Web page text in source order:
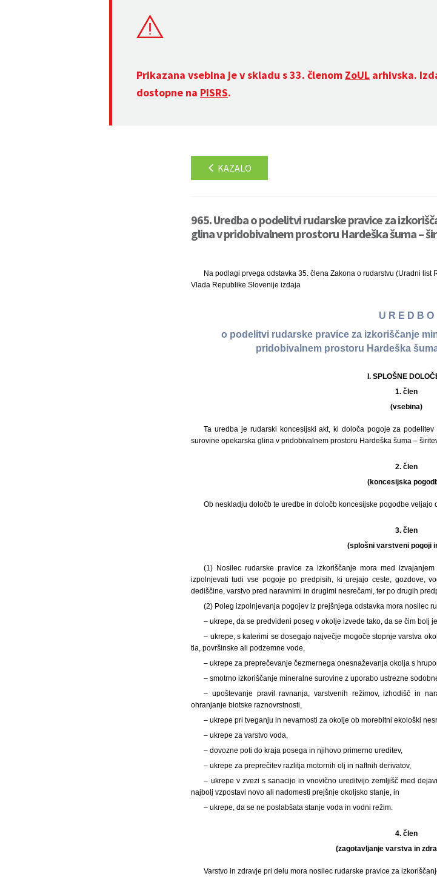
Prikazana vsebina je v skladu s 33. členom ZoUL arhivska.
dostopne na PISRS.
KAZALO
965. Uredba o podelitvi rudarske pravice za
glina v pridobivalnem prostoru Hardeška šuma –
Na podlagi prvega odstavka 35. člena Zakona o rudarstvu (Uradni
Vlada Republike Slovenije izdaja
U R E D B O
o podelitvi rudarske pravice za izkoriščanje
pridobivalnem prostoru Hardeška
I. SPLOŠNE
1. člen
(vsebina)
Ta uredba je rudarski koncesijski akt, ki določa pogoje za
surovine opekarska glina v pridobivalnem prostoru Hardeška šuma –
2. člen
(koncesijska
Ob neskladju določb te uredbe in določb koncesijske pogodbe veljajo
3. člen
(splošni varstveni pogoji
(1) Nosilec rudarske pravice za izkoriščanje mora med
izpolnjevati tudi vse pogoje po predpisih, ki urejajo ceste, gozdove,
dediščine, varstvo pred naravnimi in drugimi nesrečami, ter po drugih
(2) Poleg izpolnjevanja pogojev iz prejšnjega odstavka mora nosilec
– ukrepe, da se predvideni poseg v okolje izvede tako, da se čim bolj
– ukrepe, s katerimi se dosegajo največje mogoče stopnje varstva
tla, površinske ali podzemne vode,
– ukrepe za preprečevanje čezmernega onesnaževanja okolja s
– smotrno izkoriščanje mineralne surovine z uporabo ustrezne
– upoštevanje pravil ravnanja, varstvenih režimov, izhodišč in
ohranjanje biotske raznovrstnosti,
– ukrepe pri tveganju in nevarnosti za okolje ob morebitni ekološki
– ukrepe za varstvo voda,
– dovozne poti do kraja posega in njihovo primerno ureditev,
– ukrepe za preprečitev razlitja motornih olj in naftnih derivatov,
– ukrepe v zvezi s sanacijo in vnovično ureditvijo zemljišč med
najbolj vzpostavi novo ali nadomesti prejšnje okoljsko stanje, in
– ukrepe, da se ne poslabšata stanje voda in vodni režim.
4. člen
(zagotavljanje varstva in
Varstvo in zdravje pri delu mora nosilec rudarske pravice za